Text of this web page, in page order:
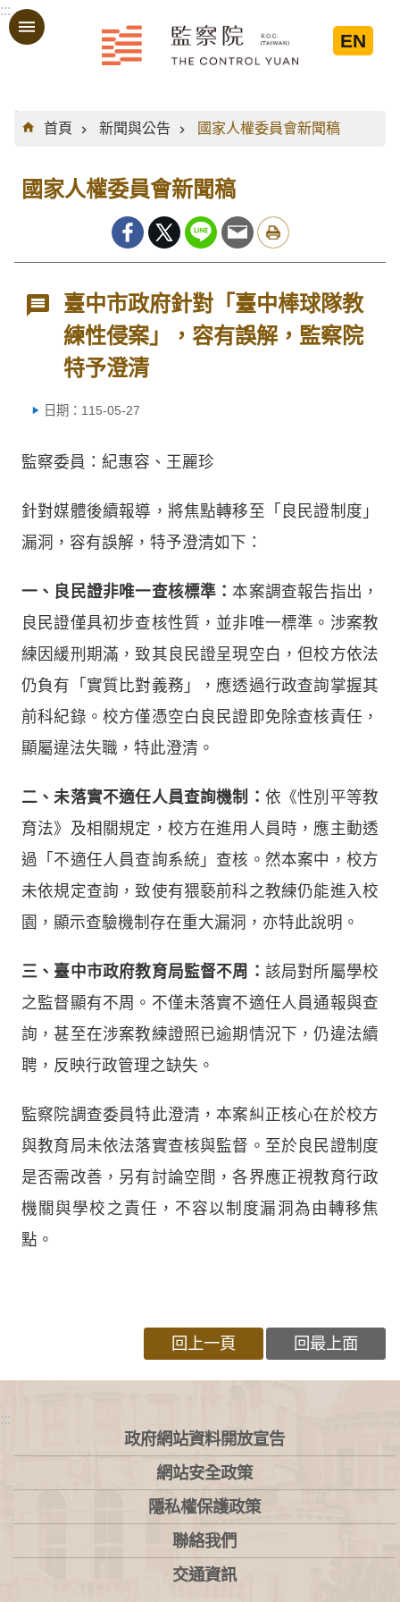
跳到主要內容區塊
:::
EN
:::
首頁
新聞與公告 國家人權委員會新聞稿
國家人權委員會新聞稿
臺中市政府針對「臺中棒球隊教
練性侵案」，容有誤解，監察院
特予澄清
日期：115-05-27
監察委員：紀惠容、王麗珍
針對媒體後續報導，將焦點轉移至「良民證制度」
漏洞，容有誤解，特予澄清如下：
一、良民證非唯一查核標準：本案調查報告指出，
良民證僅具初步查核性質，並非唯一標準。涉案教
練因緩刑期滿，致其良民證呈現空白，但校方依法
仍負有「實質比對義務」，應透過行政查詢掌握其
前科紀錄。校方僅憑空白良民證即免除查核責任，
顯屬違法失職，特此澄清。
二、未落實不適任人員查詢機制： 依《性別平等教
育法》及相關規定，校方在進用人員時，應主動透
過「不適任人員查詢系統」查核。然本案中，校方
未依規定查詢，致使有猥褻前科之教練仍能進入校
園，顯示查驗機制存在重大漏洞，亦特此說明。
三、臺中市政府教育局監督不周： 該局對所屬學校
之監督顯有不周。不僅未落實不適任人員通報與查
詢，甚至在涉案教練證照已逾期情況下，仍違法續
聘，反映行政管理之缺失。
監察院調查委員特此澄清，本案糾正核心在於校方
與教育局未依法落實查核與監督。至於良民證制度
是否需改善，另有討論空間，各界應正視教育行政
機關與學校之責任，不容以制度漏洞為由轉移焦
點。
回上一頁 回最上面
:::
政府網站資料開放宣告
網站安全政策
隱私權保護政策
聯絡我們
交通資訊